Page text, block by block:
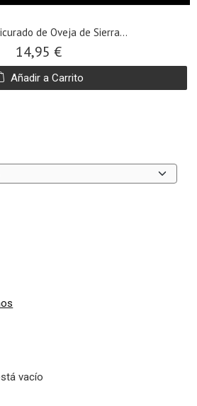
vacío
de Oveja de Sierra...
14,95 €
Añadir a Carrito